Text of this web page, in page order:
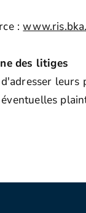
:
des litiges